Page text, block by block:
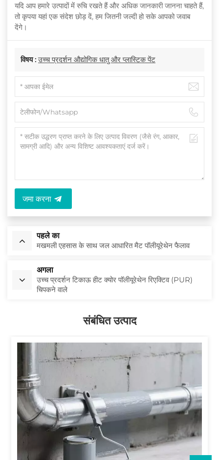
यदि आप हमारे उत्पादों में रुचि रखते हैं और अधिक जानकारी जानना चाहते हैं,
तो कृपया यहां एक संदेश छोड़ दें, हम जितनी जल्दी हो सके आपको जवाब
देंगे।
विषय :उच्च प्रदर्शन औद्योगिक धातु और प्लास्टिक पेंट
जमा करना
पहले का
मखमली एहसास के साथ जल आधारित मैट पॉलीयूरेथेन फैलाव
अगला
उच्च प्रदर्शन टिकाऊ हीट क्योर पॉलीयूरेथेन रिएक्टिव (PUR)
चिपकने वाले
संबंधित उत्पाद